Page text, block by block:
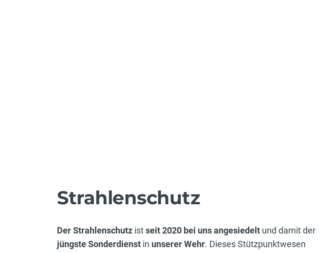
Strahlenschutz
Der Strahlenschutz istseit 2020 bei uns angesiedelt und damit der
jüngste Sonderdienst in unserer Wehr. Dieses Stützpunktwesen